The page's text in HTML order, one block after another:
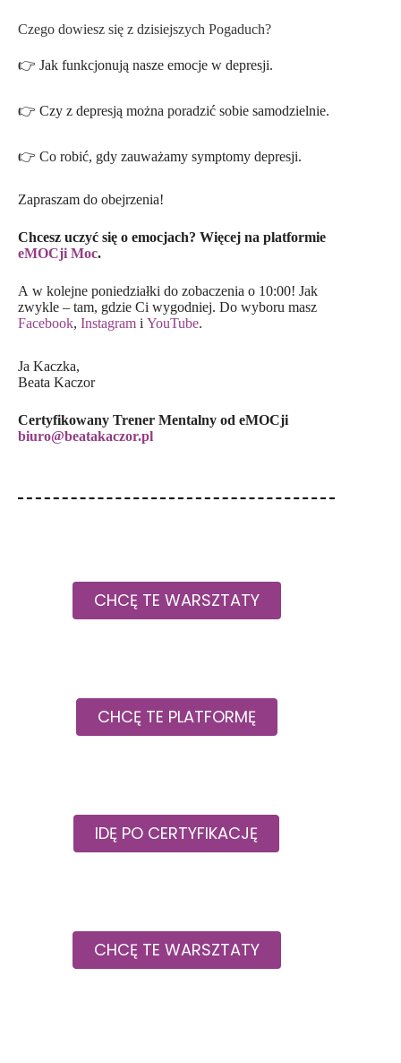
Czego dowiesz się z dzisiejszych Pogaduch?
👉 Jak funkcjonują nasze emocje w depresji.
👉 Czy z depresją można poradzić sobie samodzielnie.
👉 Co robić, gdy zauważamy symptomy depresji.
Zapraszam do obejrzenia!
Chcesz uczyć się o emocjach? Więcej na platformie
eMOCji Moc.
A w kolejne poniedziałki do zobaczenia o 10:00! Jak
zwykle – tam, gdzie Ci wygodniej. Do wyboru masz
Facebook, Instagram i YouTube.
Ja Kaczka,
Beata Kaczor
Certyfikowany Trener Mentalny od eMOCji
biuro@beatakaczor.pl
CHCĘ TE WARSZTATY
CHCĘ TE PLATFORMĘ
IDĘ PO CERTYFIKACJĘ
CHCĘ TE WARSZTATY